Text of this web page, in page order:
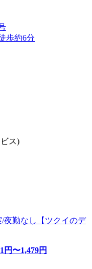
歩約6分
ス)
夜勤なし【ツクイのデ
円〜1,479円